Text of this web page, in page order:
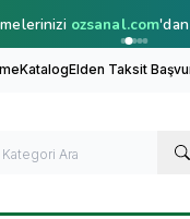
ozsanal.com
KatalogElden Taksit